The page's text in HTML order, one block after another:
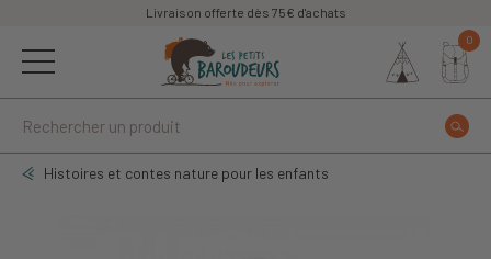
Livraison offerte dès 75€ d'achats
0
Histoires et contes nature pour les enfants